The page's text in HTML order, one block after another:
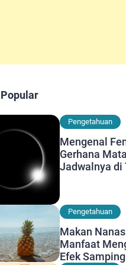
Pengetahuan
Mengenal
Gerhana
Jadwalnya di
Pengetahuan
Makan
Manfaat
Efek